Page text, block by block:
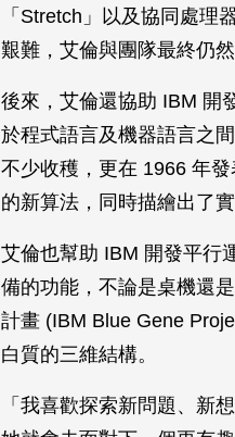
「Stretch」以及協同處理
艱難，艾倫與團隊最終仍
後來，艾倫還協助 IBM 開
於程式語言及機器語言之
不少收穫，更在 1966 年
的新算法，同時描繪出了
艾倫也幫助 IBM 開發平行
備的功能，不論是桌機還
計畫 (IBM Blue Gene
白質的三維結構。
「我喜歡探索新問題、新